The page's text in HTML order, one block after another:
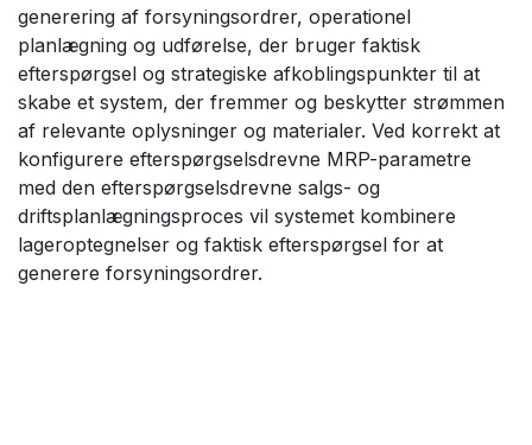
generering af forsyningsordrer, operationel
planlægning og udførelse, der bruger faktisk
efterspørgsel og strategiske afkoblingspunkter til at
skabe et system, der fremmer og beskytter strømmen
af ​​relevante oplysninger og materialer. Ved korrekt at
konfigurere efterspørgselsdrevne MRP-parametre
med den efterspørgselsdrevne salgs- og
driftsplanlægningsproces vil systemet kombinere
lageroptegnelser og faktisk efterspørgsel for at
generere forsyningsordrer.